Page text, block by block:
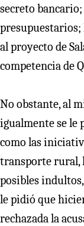
secreto
presupuestarios;
al proyecto de
competencia de
No obstante, al
igualmente se le
como las
transporte rural,
posibles
le pidió que
rechazada la